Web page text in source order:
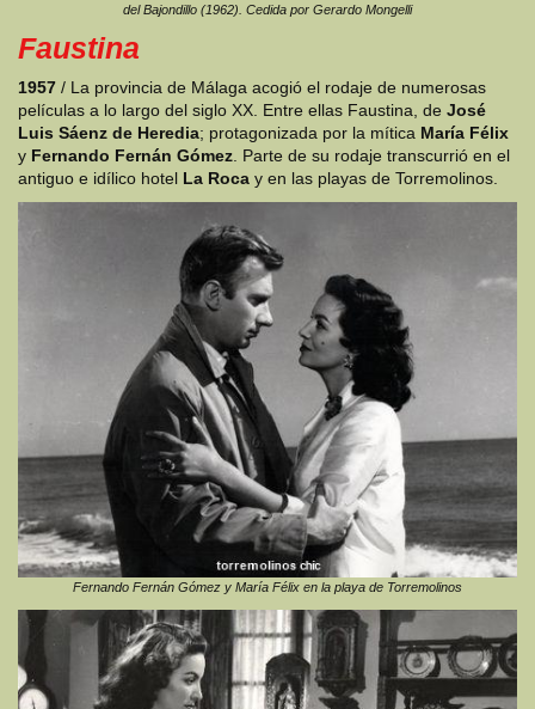
del Bajondillo (1962). Cedida por Gerardo Mongelli
Faustina
1957 / La provincia de Málaga acogió el rodaje de numerosas
películas a lo largo del siglo XX. Entre ellas Faustina, de José
Luis Sáenz de Heredia; protagonizada por la mítica María Félix
y Fernando Fernán Gómez . Parte de su rodaje transcurrió en el
antiguo e idílico hotel La Roca y en las playas de Torremolinos.
Fernando Fernán Gómez y María Félix en la playa de Torremolinos